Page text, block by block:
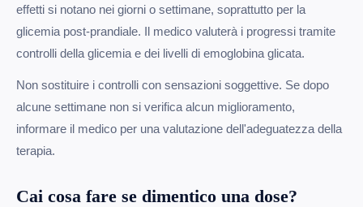
effetti si notano nei giorni o settimane, soprattutto per la
glicemia post-prandiale. Il medico valuterà i progressi tramite
controlli della glicemia e dei livelli di emoglobina glicata.
Non sostituire i controlli con sensazioni soggettive. Se dopo
alcune settimane non si verifica alcun miglioramento,
informare il medico per una valutazione dell'adeguatezza della
terapia.
Cai cosa fare se dimentico una dose?